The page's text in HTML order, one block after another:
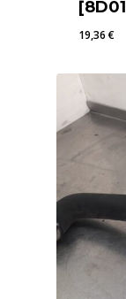
19,36€